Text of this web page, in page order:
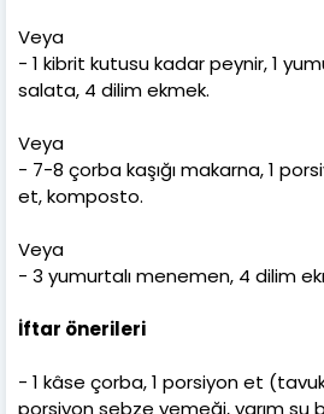
Veya
- 1 kibrit kutusu kadar peynir, 1
salata, 4 dilim ekmek.
Veya
- 7-8 çorba kaşığı makarna, 1
et, komposto.
Veya
- 3 yumurtalı menemen, 4 dilim
İftar önerileri
- 1 kâse çorba, 1 porsiyon et